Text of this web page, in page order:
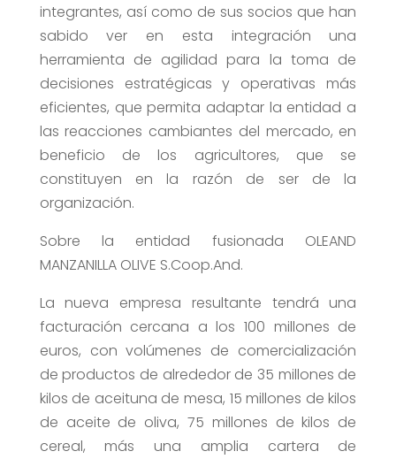
integrantes, así como de sus socios que han
sabido ver en esta integración una
herramienta de agilidad para la toma de
decisiones estratégicas y operativas más
eficientes, que permita adaptar la entidad a
las reacciones cambiantes del mercado, en
beneficio de los agricultores, que se
constituyen en la razón de ser de la
organización.
Sobre la entidad fusionada OLEAND
MANZANILLA OLIVE S.Coop.And.
La nueva empresa resultante tendrá una
facturación cercana a los 100 millones de
euros, con volúmenes de comercialización
de productos de alrededor de 35 millones de
kilos de aceituna de mesa, 15 millones de kilos
de aceite de oliva, 75 millones de kilos de
cereal, más una amplia cartera de